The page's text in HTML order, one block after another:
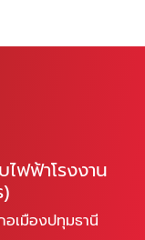
ฟฟ้าโรงงาน
เมืองปทุมธานี